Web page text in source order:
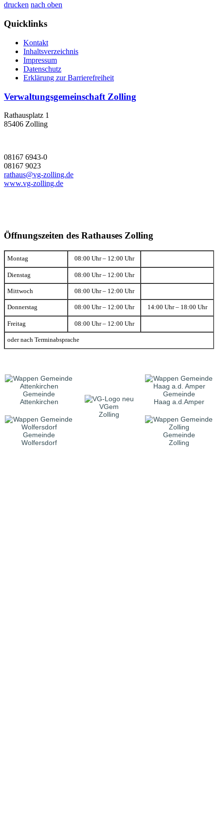
drucken nach oben
Quicklinks
Kontakt
Inhaltsverzeichnis
Impressum
Datenschutz
Erklärung zur Barrierefreiheit
Verwaltungsgemeinschaft Zolling
Rathausplatz 1
85406 Zolling
08167 6943-0
08167 9023
rathaus@vg-zolling.de
www.vg-zolling.de
Öffnungszeiten des Rathauses Zolling
Montag 08:00 Uhr – 12:00 Uhr
Dienstag 08:00 Uhr – 12:00 Uhr
Mittwoch 08:00 Uhr – 12:00 Uhr
Donnerstag 08:00 Uhr – 12:00 Uhr 14:00 Uhr – 18:00 Uhr
Freitag 08:00 Uhr – 12:00 Uhr
oder nach Terminabsprache
Gemeinde
Attenkirchen
VGem
Zolling
Gemeinde
Haag a.d.Amper
Gemeinde
Wolfersdorf
Gemeinde
Zolling